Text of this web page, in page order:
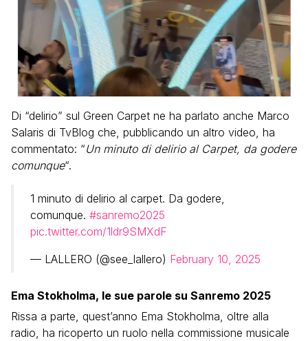
Di “delirio” sul Green Carpet ne ha parlato anche Marco
Salaris di TvBlog che, pubblicando un altro video, ha
commentato: “Un minuto di delirio al Carpet, da godere
comunque“.
1 minuto di delirio al carpet. Da godere,
comunque. #sanremo2025
pic.twitter.com/1ldr9SMXdF
— LALLERO (@see_lallero) February 10, 2025
Ema Stokholma, le sue parole su Sanremo 2025
Rissa a parte, quest’anno Ema Stokholma, oltre alla
radio, ha ricoperto un ruolo nella commissione musicale